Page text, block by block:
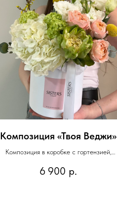
Композиция «Твоя Веджи»
Композиция в коробке с гортензией,
Веджи и форзицией
6 900 р.